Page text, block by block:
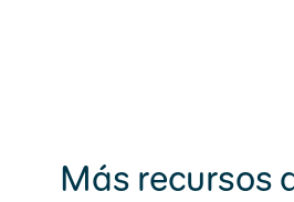
Más recursos